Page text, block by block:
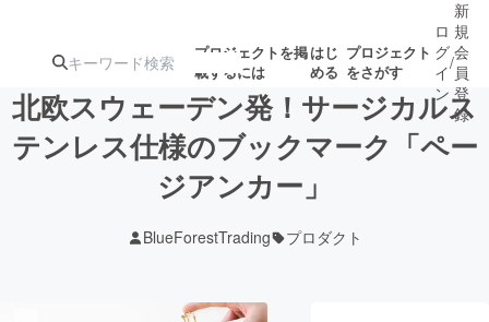
プロジェクトを掲
載するには
はじ
める
プロジェクト
をさがす
注目の新着プロ募集終了が近いプ
ロ
グ
イ
ン
/
新
規
会
員
登
録
北欧スウェーデン発！サージカルス
テンレス仕様のブックマーク「ペー
ジアンカー」
BlueForestTrading プロダクト